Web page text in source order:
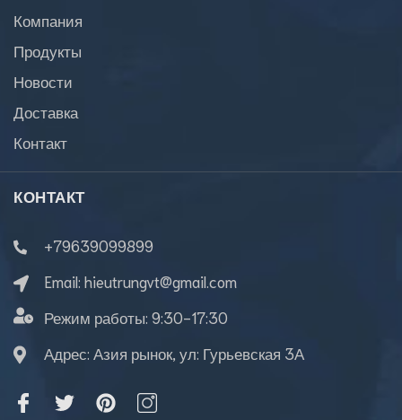
Компания
Продукты
Новости
Доставка
Контакт
КОНТАКТ
+79639099899
Email: hieutrungvt@gmail.com
Режим работы: 9:30-17:30
Адрес: Азия рынок, ул: Гурьевская 3А